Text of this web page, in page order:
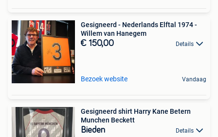
Gesigneerd - Nederlands Elftal 1974 -
Willem van Hanegem
€ 150,00 Details
Bezoek website Vandaag
Gesigneerd shirt Harry Kane Betern
Munchen Beckett
Bieden Details